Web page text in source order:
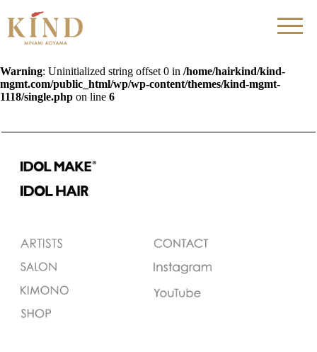
Warning: Uninitialized string offset 0 in /home/hairkind/kind-
mgmt.com/public_html/wp/wp-content/themes/kind-mgmt-
1118/single.php on line 6